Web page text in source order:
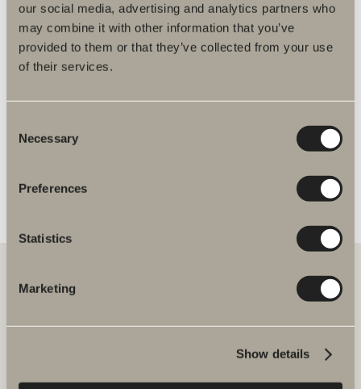
our social media, advertising and analytics partners who
may combine it with other information that you’ve
provided to them or that they’ve collected from your use
of their services.
Selection
Necessary
Preferences
Statistics
Marketing
Show details
bruse- og badekarsarmaturer
håndvaske og armaturer til brusenicher, badekar, håndklædetørrere
Svedbergs i Dalstorp AB